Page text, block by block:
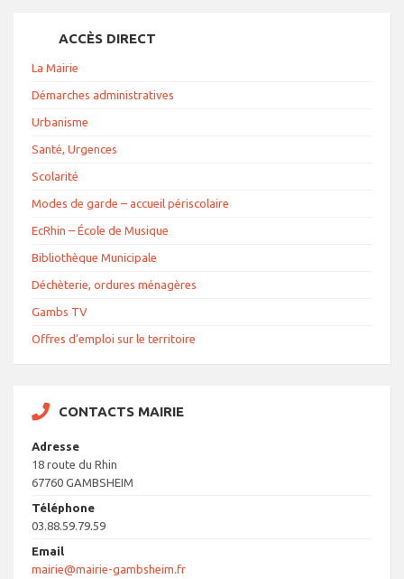
ACCÈS DIRECT
La Mairie
Démarches administratives
Urbanisme
Santé, Urgences
Scolarité
Modes de garde – accueil périscolaire
EcRhin – École de Musique
Bibliothèque Municipale
Déchèterie, ordures ménagères
Gambs TV
Offres d’emploi sur le territoire
CONTACTS MAIRIE
Adresse
18 route du Rhin
67760 GAMBSHEIM
Téléphone
03.88.59.79.59
Email
mairie@mairie-gambsheim.fr